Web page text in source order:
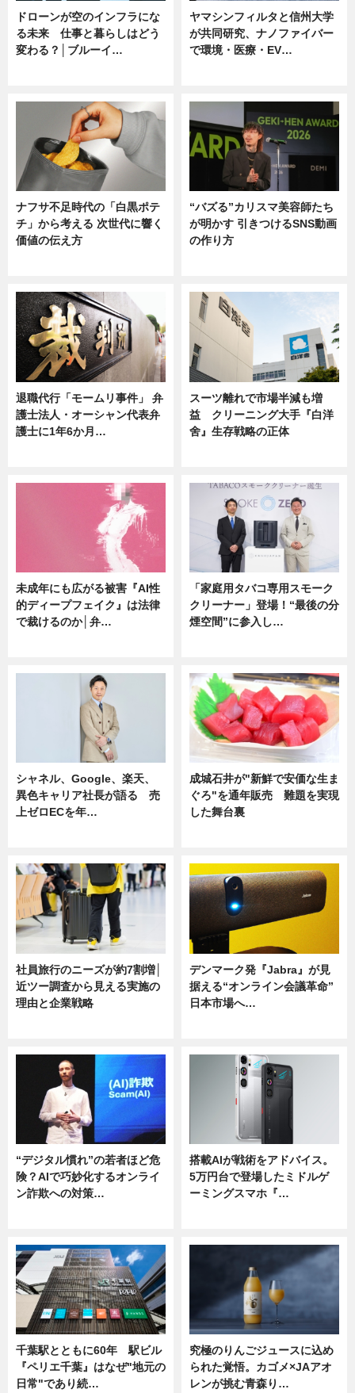
ドローンが空のインフラにな
る未来 仕事と暮らしはどう
変わる？│ブルーイ…
ヤマシンフィルタと信州大学
が共同研究、ナノファイバー
で環境・医療・EV…
ナフサ不足時代の「白黒ポテ
チ」から考える 次世代に響く
価値の伝え方
“バズる”カリスマ美容師たち
が明かす 引きつけるSNS動画
の作り方
退職代行「モームリ事件」 弁
護士法人・オーシャン代表弁
護士に1年6か月…
スーツ離れで市場半減も増
益 クリーニング大手『白洋
舍』生存戦略の正体
未成年にも広がる被害『AI性
的ディープフェイク』は法律
で裁けるのか│弁…
「家庭用タバコ専用スモーク
クリーナー」登場！“最後の分
煙空間”に参入し…
シャネル、Google、楽天、
異色キャリア社長が語る 売
上ゼロECを年…
成城石井が"新鮮で安価な生ま
ぐろ"を通年販売 難題を実現
した舞台裏
社員旅行のニーズが約7割増│
近ツー調査から見える実施の
理由と企業戦略
デンマーク発『Jabra』が見
据える“オンライン会議革命”
日本市場へ…
“デジタル慣れ”の若者ほど危
険？AIで巧妙化するオンライ
ン詐欺への対策…
搭載AIが戦術をアドバイス。
5万円台で登場したミドルゲ
ーミングスマホ『…
千葉駅とともに60年 駅ビル
『ペリエ千葉』はなぜ"地元の
日常"であり続…
究極のりんごジュースに込め
られた覚悟。カゴメ×JAアオ
レンが挑む青森り…